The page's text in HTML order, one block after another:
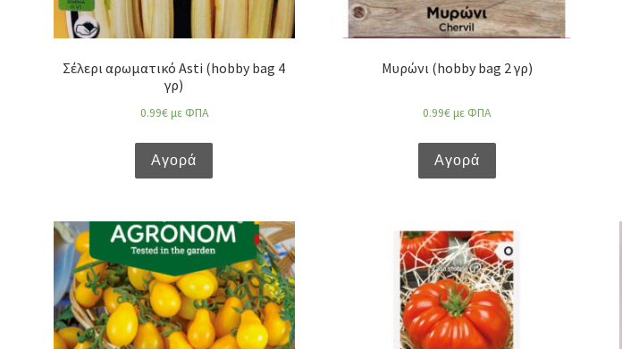
Σέλερι αρωματικό Asti (hobby bag 4
γρ)
0.99€με ΦΠΑ
Αγορά
Μυρώνι (hobby bag 2 γρ)
0.99€με ΦΠΑ
Αγορά